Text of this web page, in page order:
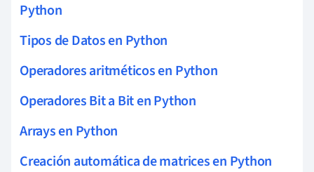
Python
Tipos de Datos en Python
Operadores aritméticos en Python
Operadores Bit a Bit en Python
Arrays en Python
Creación automática de matrices en Python